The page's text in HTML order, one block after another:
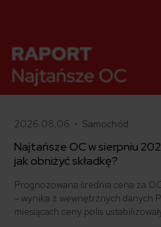
2026.08.06 • Samochód
Najtańsze OC w sierpniu
jak obniżyć składkę?
Prognozowana średnia cena za
– wynika z wewnętrznych danych
miesiącach ceny polis